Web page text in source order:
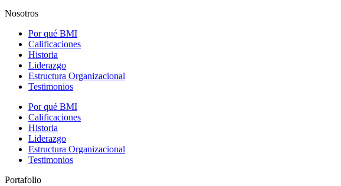
Nosotros
Por qué BMI
Calificaciones
Historia
Liderazgo
Estructura Organizacional
Testimonios
Por qué BMI
Calificaciones
Historia
Liderazgo
Estructura Organizacional
Testimonios
Portafolio